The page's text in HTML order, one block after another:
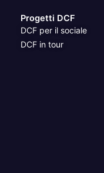
Progetti DCF
DCF per il sociale
DCF in tour